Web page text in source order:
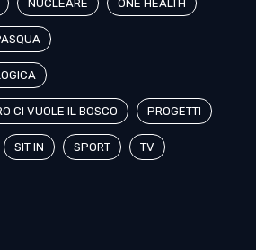
NUCLEARE ONE HEALTH
CI VUOLE IL BOSCO PROGETTI
SIT IN SPORT TV